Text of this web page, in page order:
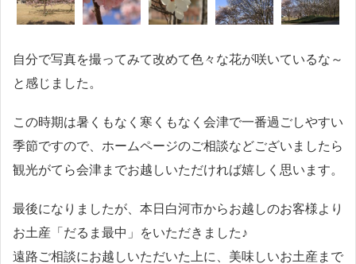
自分で写真を撮ってみて改めて色々な花が咲いているな～
と感じました。
この時期は暑くもなく寒くもなく会津で一番過ごしやすい
季節ですので、ホームページのご相談などございましたら
観光がてら会津までお越しいただければ嬉しく思います。
最後になりましたが、本日白河市からお越しのお客様より
お土産「だるま最中」をいただきました♪
遠路ご相談にお越しいただいた上に、美味しいお土産まで